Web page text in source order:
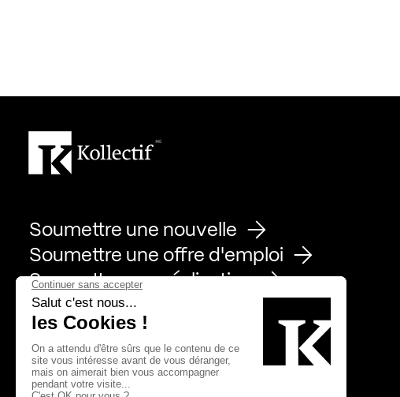
Soumettre une nouvelle
Soumettre une offre d'emploi
Soumettre une réalisation
Page Facebook de Kollectif
Page Instagram de Kollectif
Page Linkedin de Kollectif